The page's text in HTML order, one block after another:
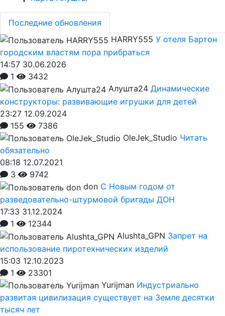
Последние обновления
HARRY555 У отеля Бартон
городским властям пора прибраться
14:57 30.06.2026
1
3432
Алушта24 Динамические
конструкторы: развивающие игрушки для детей
23:27 12.09.2024
155
7386
OleJek_Studio Читать
обязательно
08:18 12.07.2021
3
9742
don С Новым годом от
разведовательно-штурмовой бригады ДОН
17:33 31.12.2024
1
12344
Alushta_GPN Запрет на
использование пиротехнических изделий
15:03 12.10.2023
1
23301
Yurijman Индустриально
развитая цивилизация существует на Земле десятки
тысяч лет